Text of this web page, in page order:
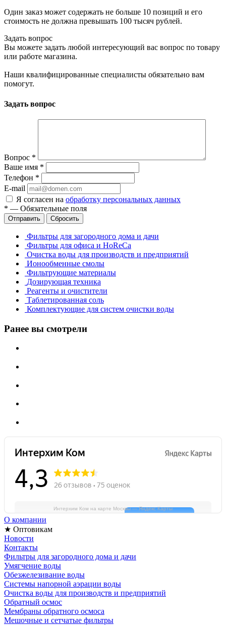
Один заказ может содержать не больше 10 позиций и его
стоимость не должна превышать 100 тысяч рублей.
Задать вопрос
Вы можете задать любой интересующий вас вопрос по товару
или работе магазина.
Наши квалифицированные специалисты обязательно вам
помогут.
Задать вопрос
Вопрос *
Ваше имя *
Телефон *
E-mail
Я согласен на обработку персональных данных
* — Обязательные поля
Отправить Сбросить
Фильтры для загородного дома и дачи
Фильтры для офиса и HoReCa
Очистка воды для производств и предприятий
Ионообменные смолы
Фильтрующие материалы
Дозирующая техника
Реагенты и очистители
Таблетированная соль
Комплектующие для систем очистки воды
Ранее вы смотрели
Интерхим Ком на карте Москвы — Яндекс Карты
О компании
★ Оптовикам
Новости
Контакты
Фильтры для загородного дома и дачи
Умягчение воды
Обезжелезивание воды
Системы напорной аэрации воды
Очистка воды для производств и предприятий
Обратный осмос
Мембраны обратного осмоса
Мешочные и сетчатые фильтры